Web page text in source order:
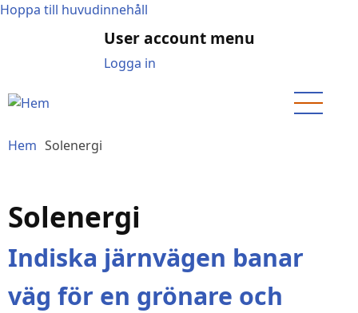
Hoppa till huvudinnehåll
User account menu
Logga in
Hem Solenergi
Solenergi
Indiska järnvägen banar
väg för en grönare och